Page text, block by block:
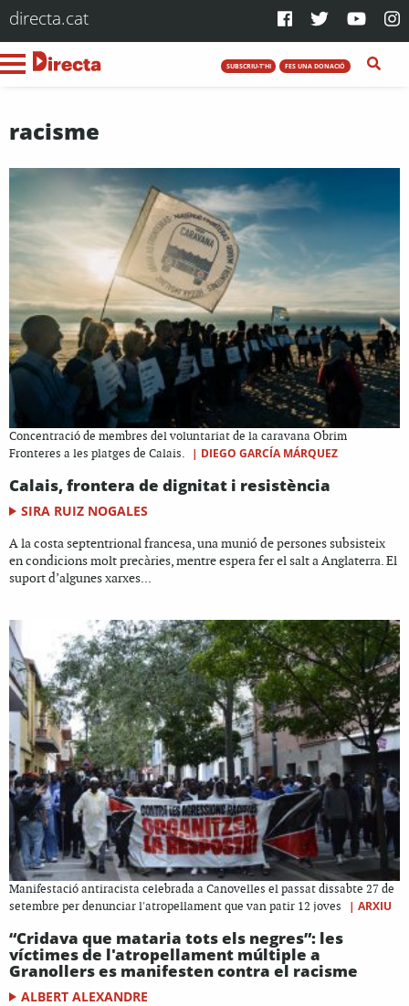
directa.cat
SUBSCRIU-T'HI FES UNA DONACIÓ
racisme
Concentració de membres del voluntariat de la caravana Obrim
Fronteres a les platges de Calais.
| DIEGO GARCÍA MÁRQUEZ
Calais, frontera de dignitat i resistència
SIRA RUIZ NOGALES
A la costa septentrional francesa, una munió de persones subsisteix
en condicions molt precàries, mentre espera fer el salt a Anglaterra. El
suport d’algunes xarxes...
Manifestació antiracista celebrada a Canovelles el passat dissabte 27 de
setembre per denunciar l'atropellament que van patir 12 joves
| ARXIU
“Cridava que mataria tots els negres”: les
víctimes de l'atropellament múltiple a
Granollers es manifesten contra el racisme
ALBERT ALEXANDRE